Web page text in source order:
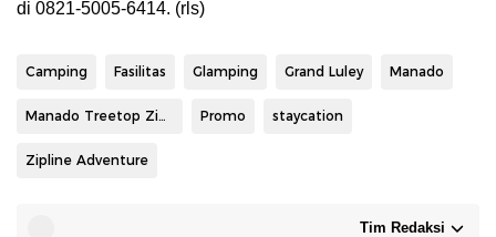
di 0821-5005-6414. (rls)
Camping Fasilitas Glamping Grand Luley Manado
Manado Treetop Zipline Park Promo staycation
Zipline Adventure
Tim Redaksi